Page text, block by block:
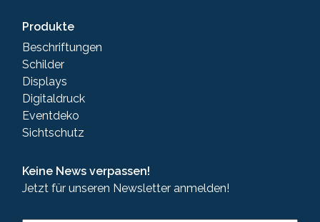
Produkte
Beschriftungen
Schilder
Displays
Digitaldruck
Eventdeko
Sichtschutz
Keine News verpassen!
Jetzt für unseren Newsletter anmelden!